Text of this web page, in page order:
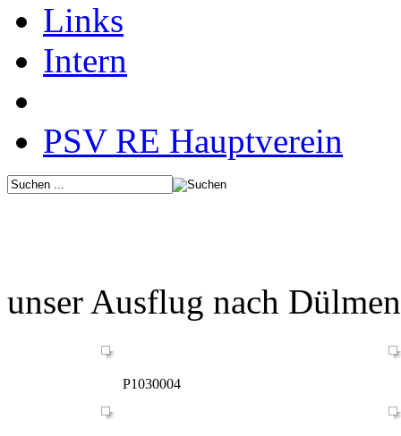
Links
Intern
PSV RE Hauptverein
unser Ausflug nach
P1030004